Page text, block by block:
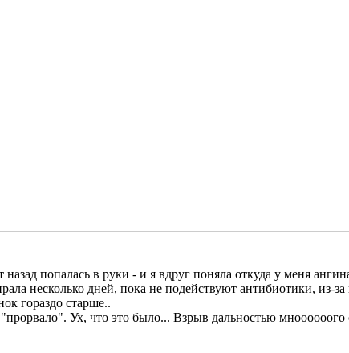
попалась в руки - и я вдруг поняла откуда у меня
несколько дней, пока не подействуют антибиотики, из-
гораздо старше..
Ух, что это было... Взрыв дальностью